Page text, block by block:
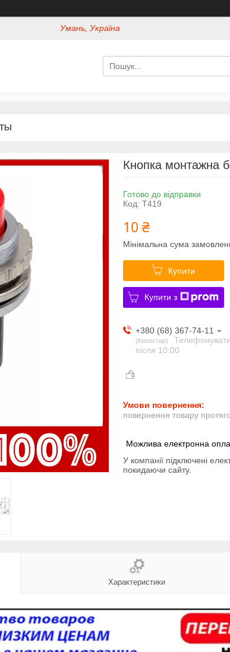
Умань, Україна
Кнопка монтажна
Готово до відправки
Код: Т419
10 ₴
Мінімальна сума
Купити
Купити з
+380 (68) 367-74-11
Киевстар
Телефонувати
після 10:00
повернення товару
У компанії підключені
покидаючи сайту.
Характеристики